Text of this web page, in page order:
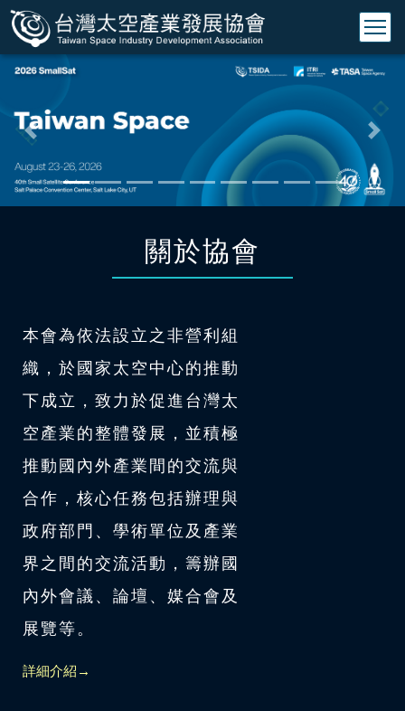
Previous
關於協會
本會為依法設立之非營利組
織，於國家太空中心的推動
下成立，致力於促進台灣太
空產業的整體發展，並積極
推動國內外產業間的交流與
合作，核心任務包括辦理與
政府部門、學術單位及產業
界之間的交流活動，籌辦國
內外會議、論壇、媒合會及
展覽等。
詳細介紹→